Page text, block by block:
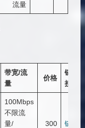
流量
带宽/流
量
价格
链
接
100Mbps
不限流
量/
300
链